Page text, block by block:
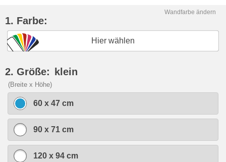
Wandfarbe ändern
1. Farbe:
Hier wählen
2. Größe: klein
(Breite x Höhe)
60 x 47 cm
90 x 71 cm
120 x 94 cm